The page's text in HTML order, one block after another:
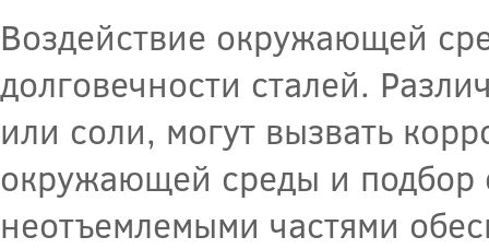
Воздействие окружающей
долговечности сталей.
или соли, могут вызвать
окружающей среды и подбор
неотъемлемыми частями